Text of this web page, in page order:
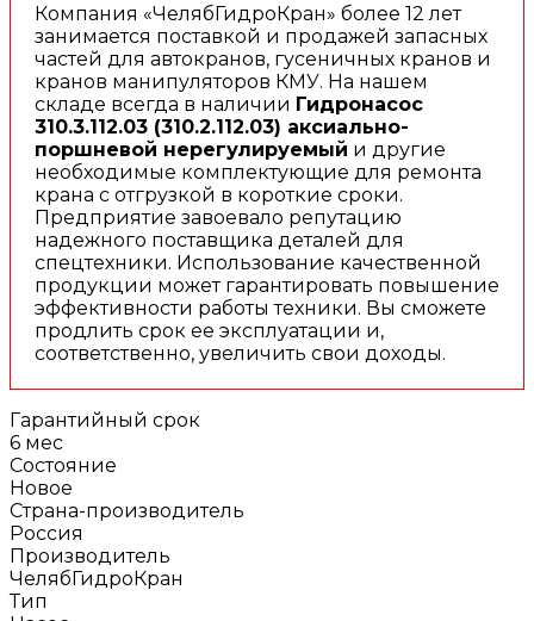
Компания «ЧелябГидроКран» более 12 лет
занимается поставкой и продажей запасных
частей для автокранов, гусеничных кранов и
кранов манипуляторов КМУ. На нашем
складе всегда в наличии Гидронасос
310.3.112.03 (310.2.112.03) аксиально-
поршневой нерегулируемый и другие
необходимые комплектующие для ремонта
крана с отгрузкой в короткие сроки.
Предприятие завоевало репутацию
надежного поставщика деталей для
спецтехники. Использование качественной
продукции может гарантировать повышение
эффективности работы техники. Вы сможете
продлить срок ее эксплуатации и,
соответственно, увеличить свои доходы.
Гарантийный срок
6 мес
Состояние
Новое
Страна-производитель
Россия
Производитель
ЧелябГидроКран
Тип